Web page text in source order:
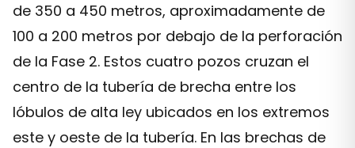
de 350 a 450 metros, aproximadamente de
100 a 200 metros por debajo de la perforación
de la Fase 2. Estos cuatro pozos cruzan el
centro de la tubería de brecha entre los
lóbulos de alta ley ubicados en los extremos
este y oeste de la tubería. En las brechas de